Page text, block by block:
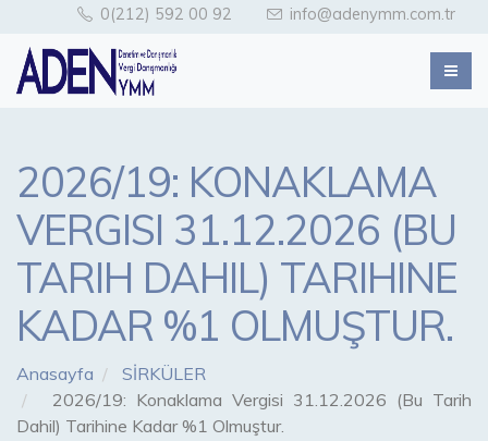
0(212) 592 00 92 info@adenymm.com.tr
2026/19: KONAKLAMA
VERGISI 31.12.2026 (BU
TARIH DAHIL) TARIHINE
KADAR %1 OLMUŞTUR.
Anasayfa
SİRKÜLER
2026/19: Konaklama Vergisi 31.12.2026 (Bu Tarih
Dahil) Tarihine Kadar %1 Olmuştur.